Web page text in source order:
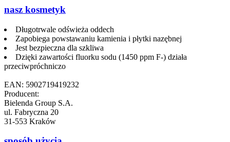
nasz kosmetyk
Długotrwale odświeża oddech
Zapobiega powstawaniu kamienia i płytki nazębnej
Jest bezpieczna dla szkliwa
Dzięki zawartości fluorku sodu (1450 ppm F-) działa
przeciwpróchniczo
EAN: 5902719419232
Producent:
Bielenda Group S.A.
ul. Fabryczna 20
31-553 Kraków